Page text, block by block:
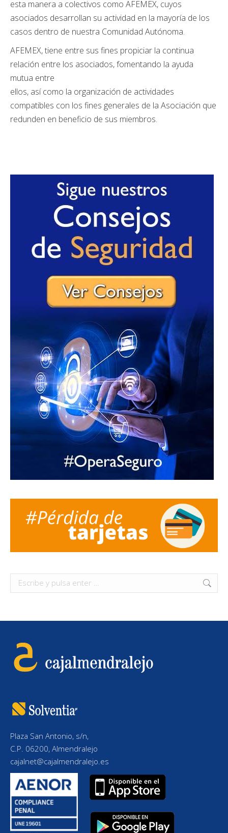
esta manera a colectivos como AFEMEX, cuyos
asociados desarrollan su actividad en la mayoría de los
casos dentro de nuestra Comunidad Autónoma.
AFEMEX, tiene entre sus fines propiciar la continua
relación entre los asociados, fomentando la ayuda
mutua entre
ellos, así como la organización de actividades
compatibles con los fines generales de la Asociación que
redunden en beneficio de sus miembros.
Buscar:
Plaza San Antonio, s/n,
C.P. 06200, Almendralejo
cajalnet@cajalmendralejo.es